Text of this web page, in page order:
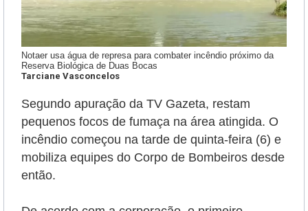
Notaer usa água de represa para combater incêndio próximo da
Reserva Biológica de Duas Bocas
Tarciane Vasconcelos
Segundo apuração da TV Gazeta, restam
pequenos focos de fumaça na área atingida. O
incêndio começou na tarde de quinta-feira (6) e
mobiliza equipes do Corpo de Bombeiros desde
então.